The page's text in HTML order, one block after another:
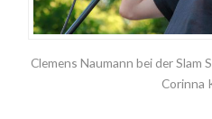
Clemens Naumann bei der Slam
Corinna